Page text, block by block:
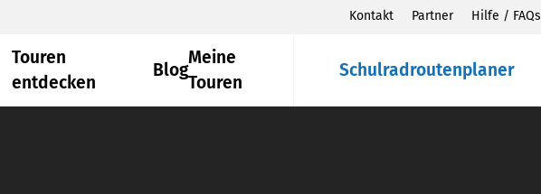
Kontakt Partner Hilfe / FAQs
Touren
entdecken
Blog
Meine
Touren
Schulradroutenplaner